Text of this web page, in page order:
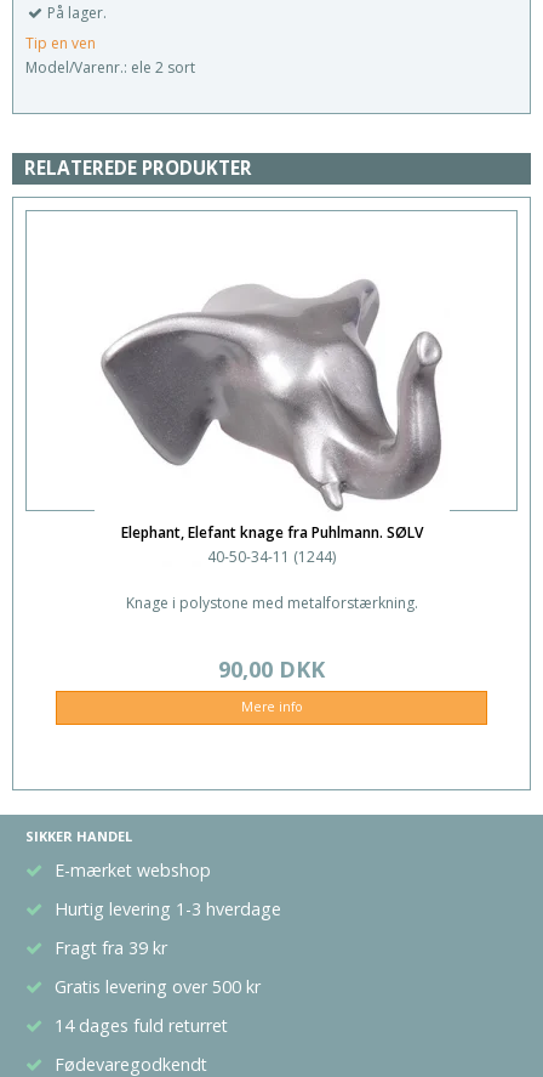
På lager.
Tip en ven
Model/Varenr.: ele 2 sort
RELATEREDE PRODUKTER
Elephant, Elefant knage fra Puhlmann. SØLV
40-50-34-11 (1244)
Knage i polystone med metalforstærkning.
90,00 DKK
Mere info
SIKKER HANDEL
E-mærket webshop
Hurtig levering 1-3 hverdage
Fragt fra 39 kr
Gratis levering over 500 kr
14 dages fuld returret
Fødevaregodkendt